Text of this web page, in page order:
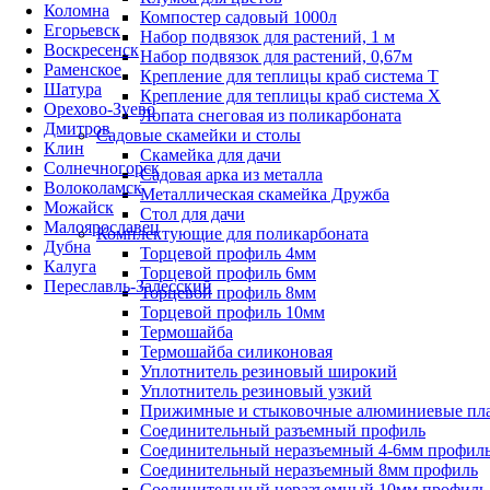
Коломна
Егорьевск
Воскресенск
Раменское
Шатура
Орехово-Зуево
Дмитров
Клин
Солнечногорск
Волоколамск
Можайск
Малоярославец
Дубна
Калуга
Переславль-Залесский
Компостер садовый 1000л
Набор подвязок для растений, 1 м
Набор подвязок для растений, 0,67м
Крепление для теплицы краб система Т
Крепление для теплицы краб система Х
Лопата снеговая из поликарбоната
Садовые скамейки и столы
Скамейка для дачи
Садовая арка из металла
Металлическая скамейка Дружба
Стол для дачи
Комплектующие для поликарбоната
Торцевой профиль 4мм
Торцевой профиль 6мм
Торцевой профиль 8мм
Торцевой профиль 10мм
Термошайба
Термошайба силиконовая
Уплотнитель резиновый широкий
Уплотнитель резиновый узкий
Прижимные и стыковочные алюминиевые
Соединительный разъемный профиль
Соединительный неразъемный 4-6мм
Соединительный неразъемный 8мм профиль